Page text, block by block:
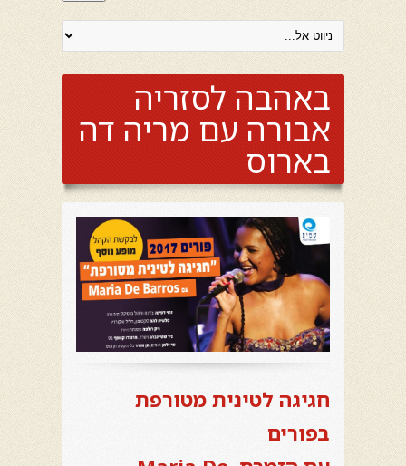
באהבה לסזריה
אבורה עם מריה דה
בארוס
חגיגה לטינית מטורפת
בפורים